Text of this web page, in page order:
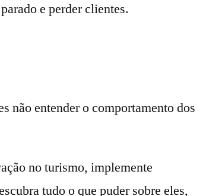
e perder clientes.
não entender o comportamento dos
no turismo, implemente
tudo o que puder sobre eles,